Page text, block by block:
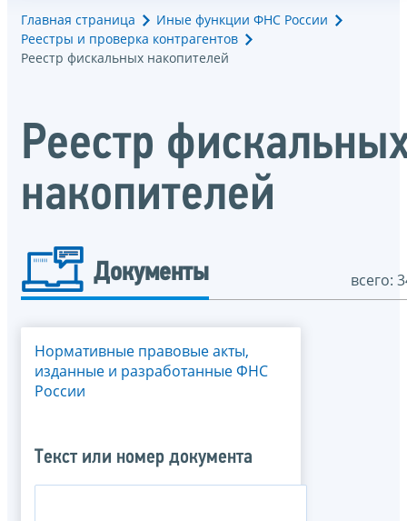
Главная страница
Иные функции ФНС России
Реестры и проверка контрагентов
Реестр фискальных накопителей
Реестр
накопителей
Документы всего:
Нормативные правовые акты,
изданные и разработанные ФНС
России
Текст или номер документа